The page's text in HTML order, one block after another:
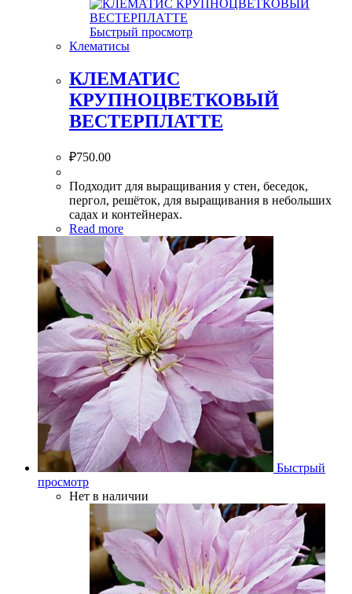
Быстрый просмотр
Клематисы
КЛЕМАТИС
КРУПНОЦВЕТКОВЫЙ
ВЕСТЕРПЛАТТЕ
₽750.00
Подходит для выращивания у стен, беседок,
пергол, решёток, для выращивания в небольших
садах и контейнерах.
Read more
Быстрый
просмотр
Нет в наличии